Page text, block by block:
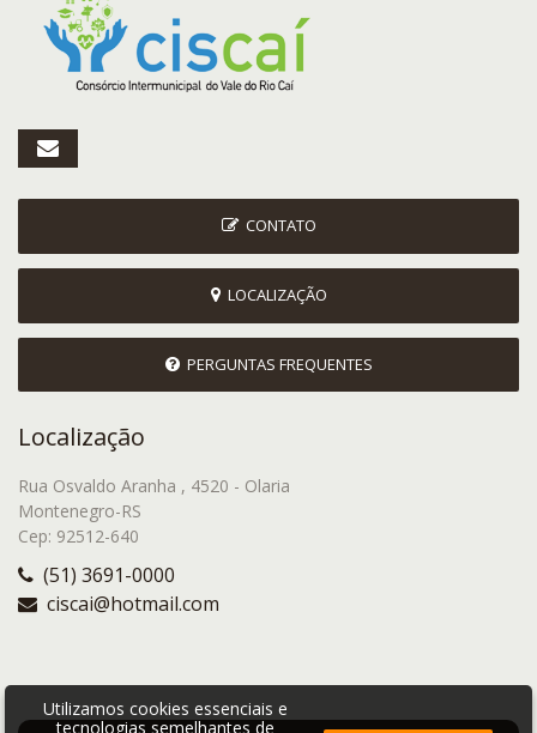
CONTATO
LOCALIZAÇÃO
PERGUNTAS FREQUENTES
Localização
Rua Osvaldo Aranha , 4520 - Olaria
Montenegro-RS
Cep: 92512-640
(51) 3691-0000
ciscai@hotmail.com
Utilizamos cookies essenciais e
tecnologias semelhantes de